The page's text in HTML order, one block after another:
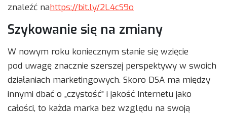
znaleźć nahttps://bit.ly/2L4cS9o
Szykowanie się na zmiany
W nowym roku koniecznym stanie się wzięcie
pod uwagę znacznie szerszej perspektywy w swoich
działaniach marketingowych. Skoro DSA ma między
innymi dbać o „czystość” i jakość Internetu jako
całości, to każda marka bez względu na swoją